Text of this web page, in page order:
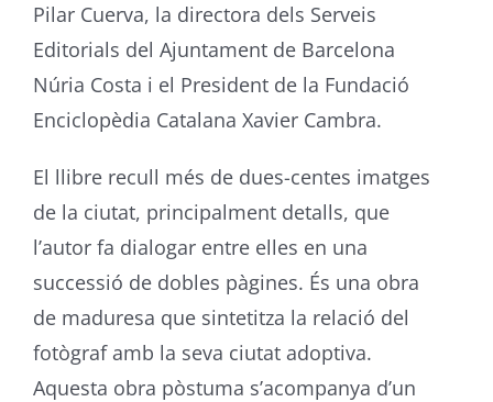
Pilar Cuerva, la directora dels Serveis
Editorials del Ajuntament de Barcelona
Núria Costa i el President de la Fundació
Enciclopèdia Catalana Xavier Cambra.
El llibre recull més de dues-centes imatges
de la ciutat, principalment detalls, que
l’autor fa dialogar entre elles en una
successió de dobles pàgines. És una obra
de maduresa que sintetitza la relació del
fotògraf amb la seva ciutat adoptiva.
Aquesta obra pòstuma s’acompanya d’un